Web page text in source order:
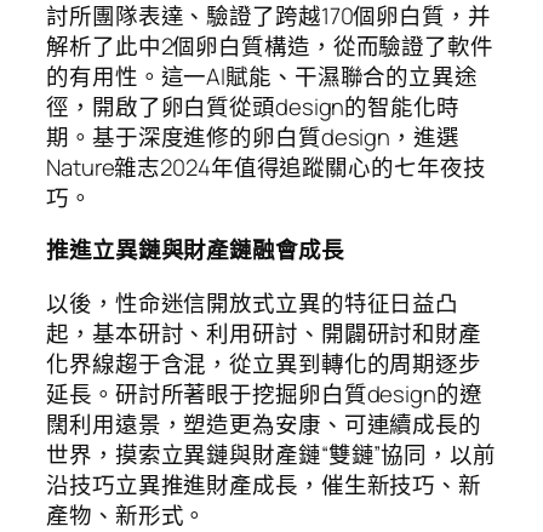
討所團隊表達、驗證了跨越170個卵白質，并
解析了此中2個卵白質構造，從而驗證了軟件
的有用性。這一AI賦能、干濕聯合的立異途
徑，開啟了卵白質從頭design的智能化時
期。基于深度進修的卵白質design，進選
Nature雜志2024年值得追蹤關心的七年夜技
巧。
推進立異鏈與財產鏈融會成長
以後，性命迷信開放式立異的特征日益凸
起，基本研討、利用研討、開闢研討和財產
化界線趨于含混，從立異到轉化的周期逐步
延長。研討所著眼于挖掘卵白質design的遼
闊利用遠景，塑造更為安康、可連續成長的
世界，摸索立異鏈與財產鏈“雙鏈”協同，以前
沿技巧立異推進財產成長，催生新技巧、新
產物、新形式。